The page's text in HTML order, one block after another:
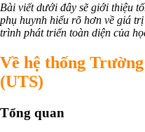
Bài viết dưới đây sẽ giới thiệu
phụ huynh hiểu rõ hơn về giá
trình phát triển toàn diện của
Về hệ thống
(UTS)
Tổng quan